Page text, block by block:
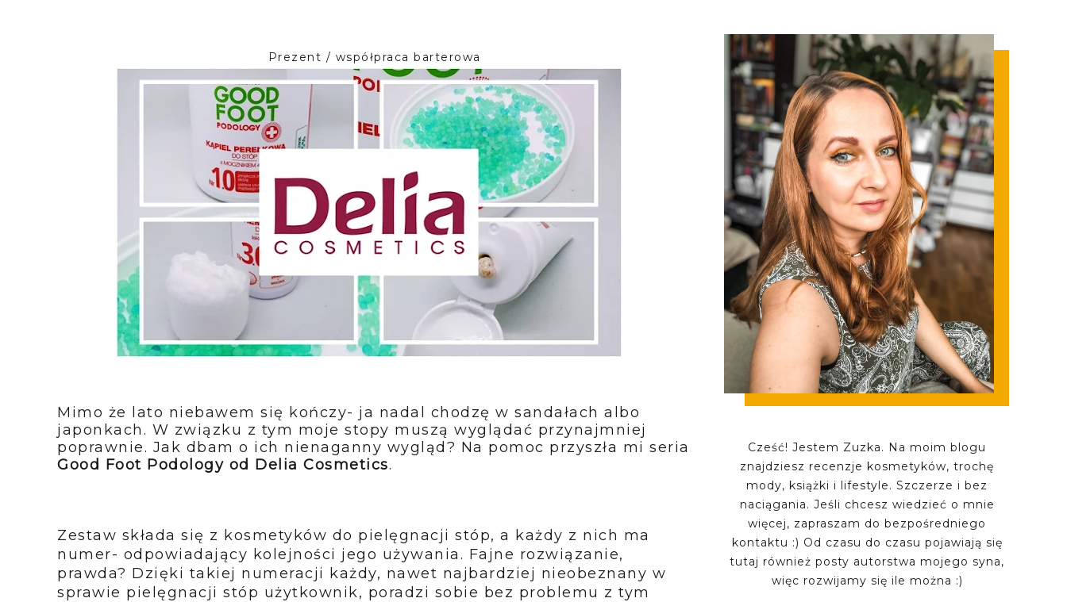
Prezent / współpraca barterowa
Mimo że lato niebawem się kończy- ja nadal chodzę w sandałach albo
japonkach. W związku z tym moje stopy muszą wyglądać przynajmniej
poprawnie. Jak dbam o ich nienaganny wygląd? Na pomoc przyszła mi seria
Good Foot Podology od Delia Cosmetics.
Zestaw składa się z kosmetyków do pielęgnacji stóp, a każdy z nich ma
numer- odpowiadający kolejności jego używania. Fajne rozwiązanie,
prawda? Dzięki takiej numeracji każdy, nawet najbardziej nieobeznany w
sprawie pielęgnacji stóp użytkownik, poradzi sobie bez problemu z tym
Cześć! Jestem Zuzka. Na moim blogu
znajdziesz recenzje kosmetyków, trochę
mody, książki i lifestyle. Szczerze i bez
naciągania. Jeśli chcesz wiedzieć o mnie
więcej, zapraszam do bezpośredniego
kontaktu :) Od czasu do czasu pojawiają się
tutaj również posty autorstwa mojego syna,
więc rozwijamy się ile można :)